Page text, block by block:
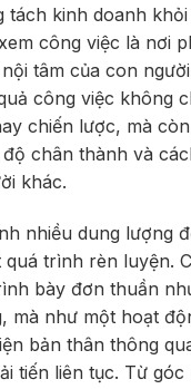
tách kinh doanh
công việc là nơi
tâm của con
công việc không
chiến lược, mà
chân thành và
khác.
nhiều dung lượng
trình rèn luyện.
bày đơn thuần
mà như một hoạt
bản thân thông
tiến liên tục. Từ